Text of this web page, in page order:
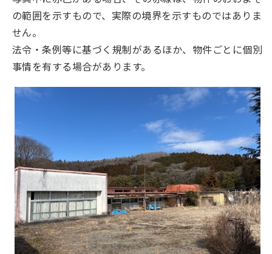
の範囲を示すもので、実際の境界を示すものではありま
せん。
法令・条例等に基づく規制があるほか、物件ごとに個別
事情を有する場合があります。